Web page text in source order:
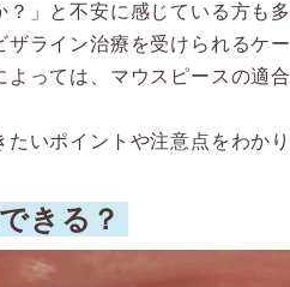
」と不安に感じている方も多
ライン治療を受けられるケー
っては、マウスピースの適合
いポイントや注意点をわかり
きる？